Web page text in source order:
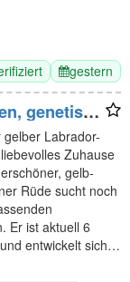
gestern
genetisch
Labrador-
Zuhause
gelb-
Rüde sucht noch
Er ist aktuell 6
entwickelt sich…